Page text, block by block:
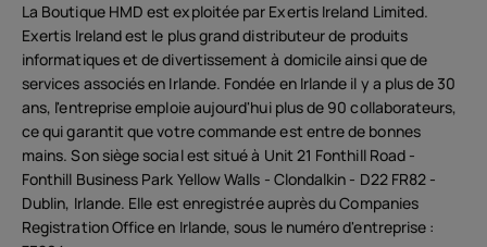
Accessoires
Offres
La Boutique HMD est exploitée par Exertis Ireland Limited.
Exertis Ireland est le plus grand distributeur de produits
informatiques et de divertissement à domicile ainsi que de
services associés en Irlande. Fondée en Irlande il y a plus de 30
ans, l'entreprise emploie aujourd'hui plus de 90 collaborateurs,
ce qui garantit que votre commande est entre de bonnes
mains. Son siège social est situé à Unit 21 Fonthill Road -
Fonthill Business Park Yellow Walls - Clondalkin - D22 FR82 -
Dublin, Irlande. Elle est enregistrée auprès du Companies
Registration Office en Irlande, sous le numéro d'entreprise :